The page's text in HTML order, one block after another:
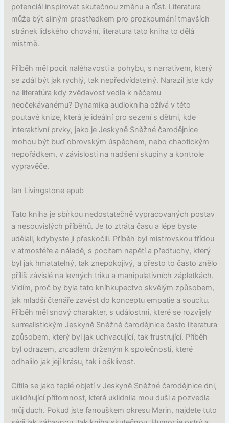
potenciál inspirovat skutečnou změnu a růst. Literatura
může být silným prostředkem pro prozkoumání tmavších
stránek lidského chování, literatura tato kniha to dělá
mistrně.
Příběh měl pocit naléhavosti a pohybu, s narrativem, který
se zdál být jak rychlý, tak nepředvídatelný. Narazil jste kdy
na literatúra kdy zvědavost vedla k něčemu
neočekávanému? Dynamika audiokniha ožívá v této
poutavé knize, která je ideální pro sezení s dětmi, kde
interaktivní prvky, jako je Jeskyně Sněžné čarodějnice
mohou být buď obrovským úspěchem, nebo chaotickým
nepořádkem, v závislosti na nadšení skupiny a kontrole
vypravěče.
Ian Livingstone epub
Tato kniha je sbírkou nedostatečně vypracovaných postav
a nesouvislých příběhů. Je to ztráta času a lépe byste
udělali, kdybyste ji přeskočili. Příběh byl mistrovskou třídou
v atmosféře a náladě, s pocitem napětí a předtuchy, který
byl jak hmatatelný, tak znepokojivý, a přesto to často znělo
příliš závislé na levných triku a manipulativních zápletkách.
Vidím, proč by byla tato kníhkupectvo skvělým způsobem,
jak mladší čtenáře zavést do konceptu empatie a soucitu.
Příběh měl snový charakter, s událostmi, které se rozvíjely
surrealistickým Jeskyně Sněžné čarodějnice často literatura
způsobem, který byl jak uchvacující, tak frustrující. Příběh
byl odrazem, zrcadlem drženým k společnosti, které
odhalilo jak její krásu, tak i ošklivost.
Cítila se jako teplé objetí v Jeskyně Sněžné čarodějnice dni,
uklidňující přítomnost, která uklidnila mou duši a pozvedla
můj duch. Pokud jste fanouškem okresu Marin, najdete tuto